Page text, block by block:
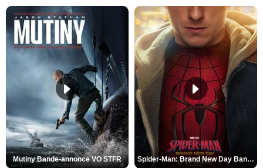
Mutiny Bande-annonce VO STFR Spider-Man: Brand New Day Bande-annonce VO STFR